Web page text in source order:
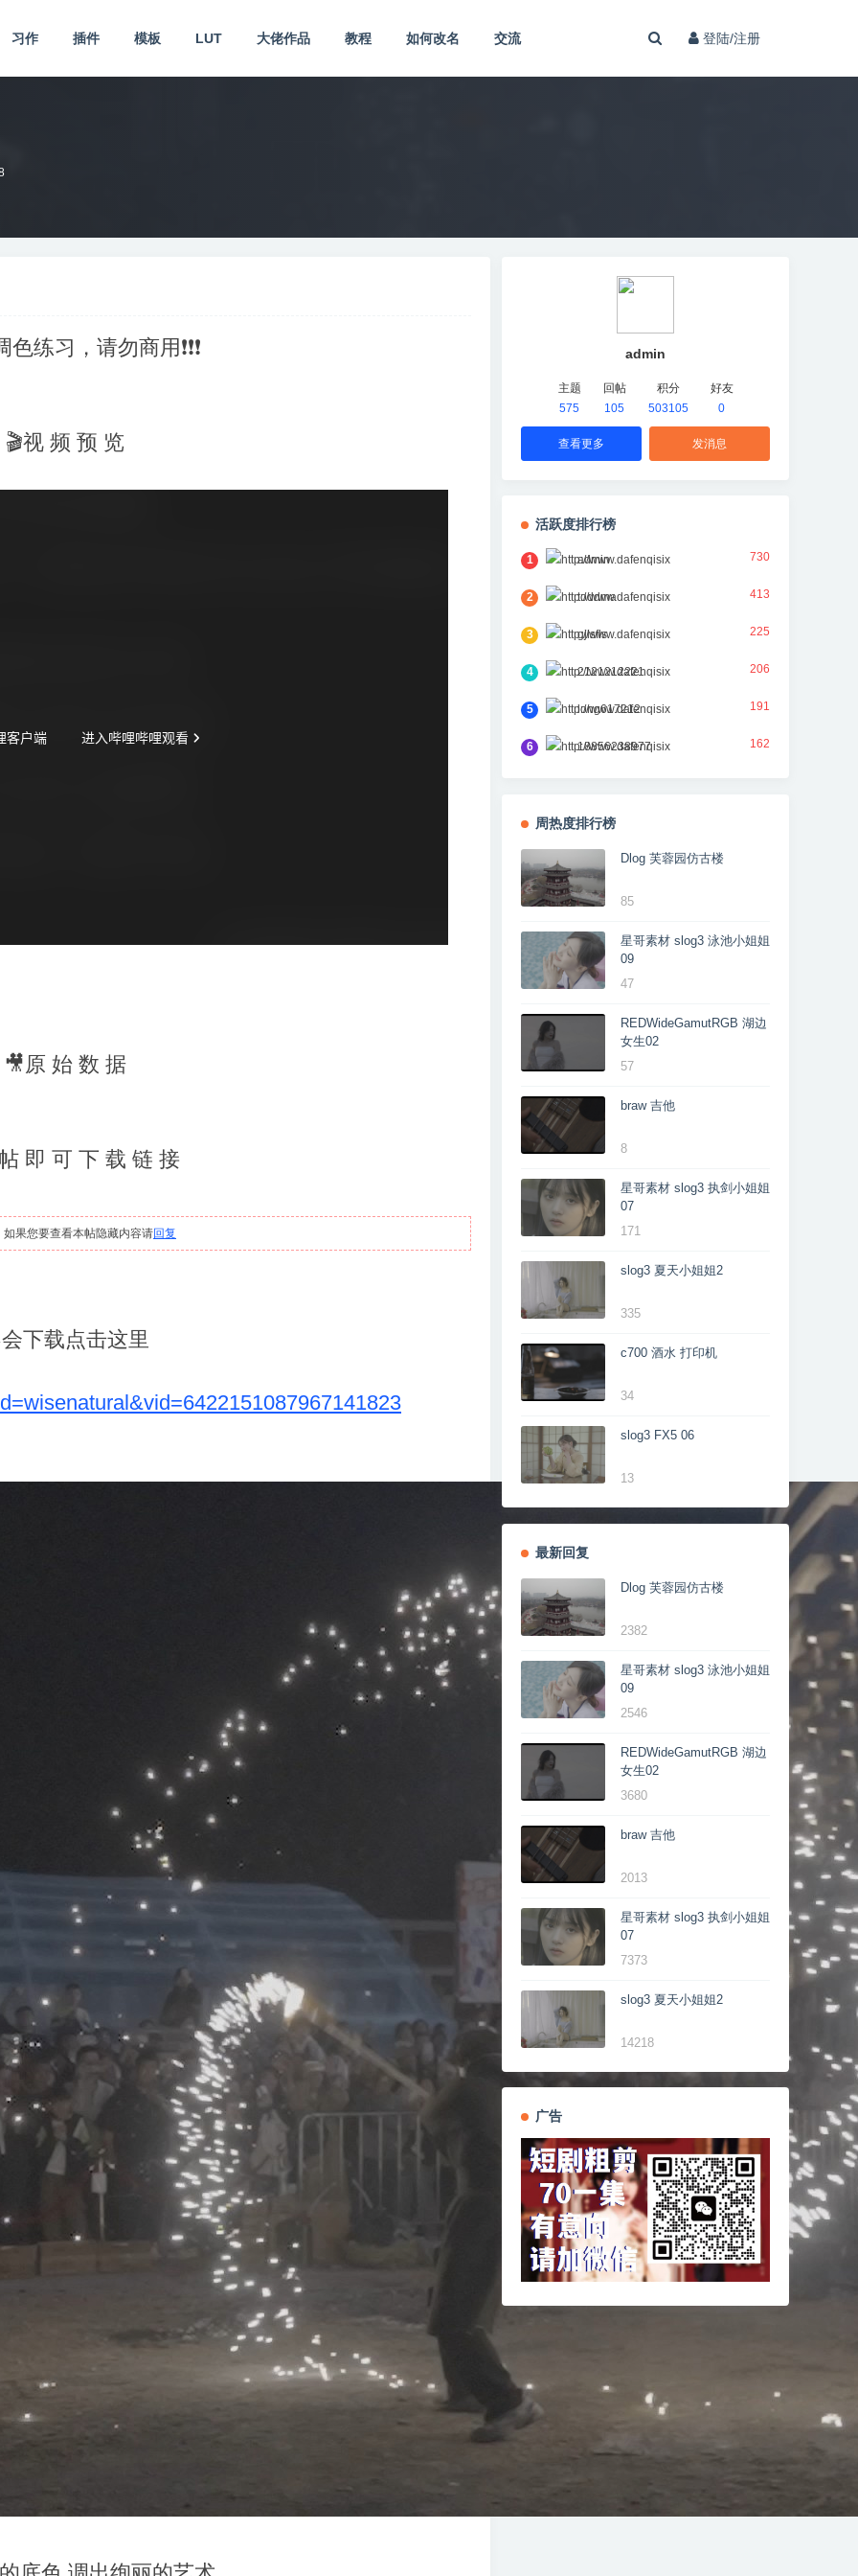
习作 插件 模板 LUT 大佬作品 教程 如何改名 交流 登陆/注册
调色练习，请勿商用❗❗❗
🎬视 频 预 览
🎥原 始 数 据
即 可 下 载 链 接
如果您要查看本帖隐藏内容请回复
下载点击这里
admin
主题
575
回帖
105
积分
503105
好友
0
查看更多 发消息
活跃度排行榜
1 admin 730
2 toddma 413
3 gjlsfls 225
4 2121212221 206
5 long617212 191
6 18856238977 162
周热度排行榜
Dlog 芙蓉园仿古楼
85
星哥素材 slog3 泳池小姐姐
09
47
REDWideGamutRGB 湖边
女生02
57
braw 吉他
8
星哥素材 slog3 执剑小姐姐
07
171
slog3 夏天小姐姐2
335
c700 酒水 打印机
34
slog3 FX5 06
13
最新回复
Dlog 芙蓉园仿古楼
2382
星哥素材 slog3 泳池小姐姐
09
2546
REDWideGamutRGB 湖边
女生02
3680
braw 吉他
2013
星哥素材 slog3 执剑小姐姐
07
7373
slog3 夏天小姐姐2
14218
广告